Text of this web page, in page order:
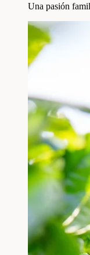
Una pasión